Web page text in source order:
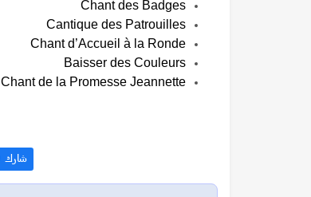
Chant des Badges
Cantique des Patrouilles
Chant d’Accueil à la Ronde
Baisser des Couleurs
Chant de la Promesse Jeannette
شارك